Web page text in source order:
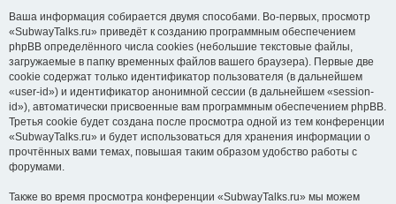
Ваша информация собирается двумя способами. Во-первых, просмотр
«SubwayTalks.ru» приведёт к созданию программным обеспечением
phpBB определённого числа cookies (небольшие текстовые файлы,
загружаемые в папку временных файлов вашего браузера). Первые две
cookie содержат только идентификатор пользователя (в дальнейшем
«user-id») и идентификатор анонимной сессии (в дальнейшем «session-
id»), автоматически присвоенные вам программным обеспечением phpBB.
Третья cookie будет создана после просмотра одной из тем конференции
«SubwayTalks.ru» и будет использоваться для хранения информации о
прочтённых вами темах, повышая таким образом удобство работы с
форумами.
Также во время просмотра конференции «SubwayTalks.ru» мы можем